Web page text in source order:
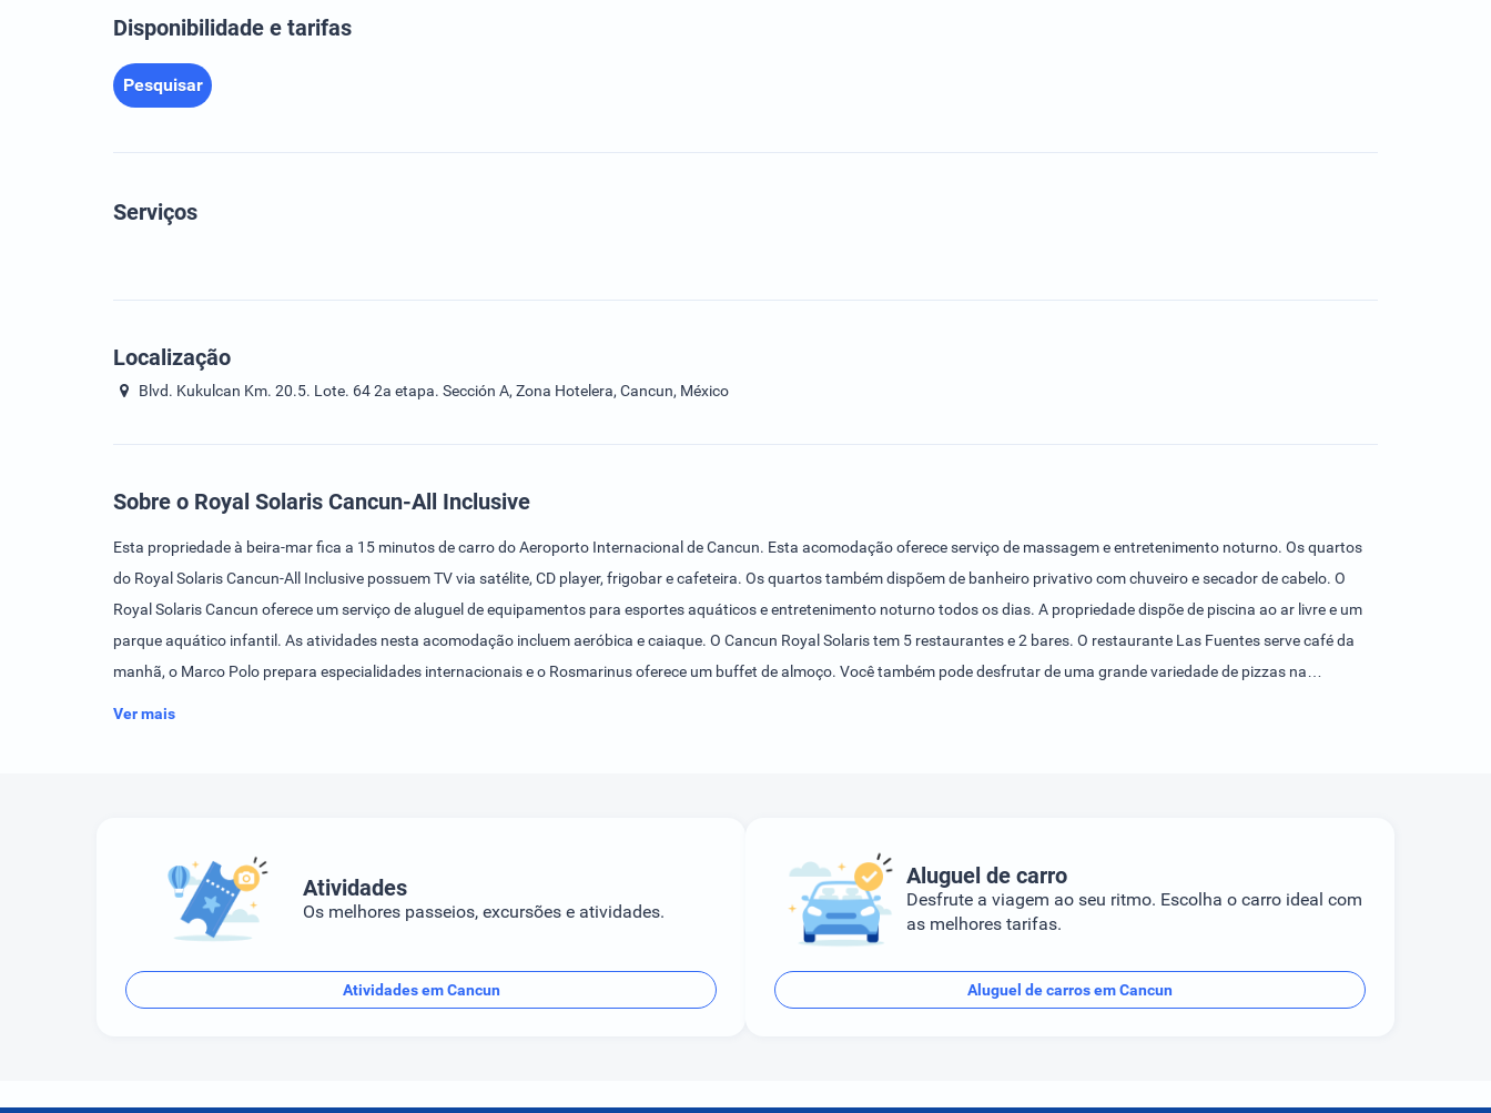
Disponibilidade e tarifas
Pesquisar
Serviços
Localização
Blvd. Kukulcan Km. 20.5. Lote. 64 2a etapa. Sección A, Zona Hotelera, Cancun, México
Sobre o Royal Solaris Cancun-All Inclusive
Esta propriedade à beira-mar fica a 15 minutos de carro do Aeroporto Internacional de Cancun. Esta acomodação oferece serviço de massagem e entretenimento noturno. Os quartos
do Royal Solaris Cancun-All Inclusive possuem TV via satélite, CD player, frigobar e cafeteira. Os quartos também dispõem de banheiro privativo com chuveiro e secador de cabelo. O
Royal Solaris Cancun oferece um serviço de aluguel de equipamentos para esportes aquáticos e entretenimento noturno todos os dias. A propriedade dispõe de piscina ao ar livre e um
parque aquático infantil. As atividades nesta acomodação incluem aeróbica e caiaque. O Cancun Royal Solaris tem 5 restaurantes e 2 bares. O restaurante Las Fuentes serve café da
manhã, o Marco Polo prepara especialidades internacionais e o Rosmarinus oferece um buffet de almoço. Você também pode desfrutar de uma grande variedade de pizzas na
Ver mais
Atividades
Os melhores passeios, excursões e atividades.
Atividades em Cancun
Aluguel de carro
Desfrute a viagem ao seu ritmo. Escolha o carro ideal com
as melhores tarifas.
Aluguel de carros em Cancun